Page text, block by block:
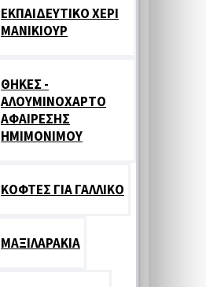
ΕΚΠΑΙΔΕΥΤΙΚΟ ΧΕΡΙ
ΜΑΝΙΚΙΟΥΡ
ΘΗΚΕΣ -
ΑΛΟΥΜΙΝΟΧΑΡΤΟ
ΑΦΑΙΡΕΣΗΣ
ΗΜΙΜΟΝΙΜΟΥ
ΚΟΦΤΕΣ ΓΙΑ ΓΑΛΛΙΚΟ
ΜΑΞΙΛΑΡΑΚΙΑ